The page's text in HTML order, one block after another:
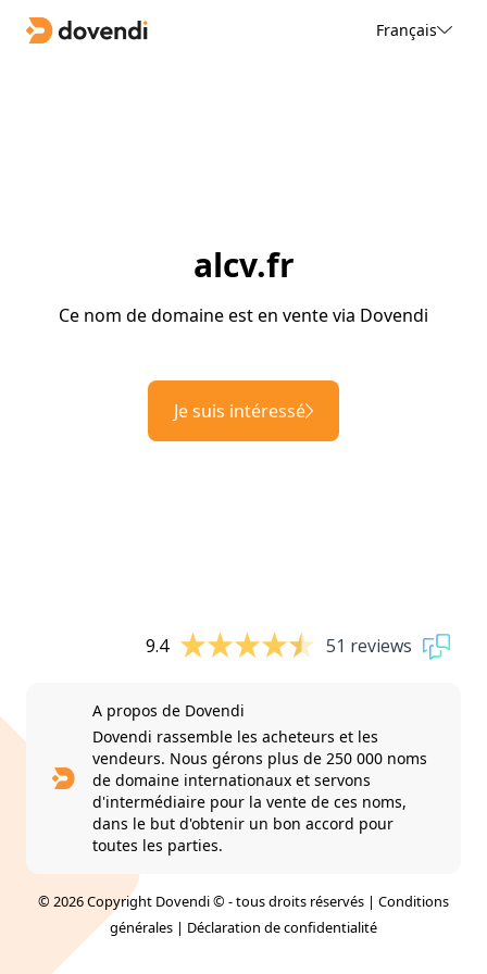
Français
alcv.fr
Ce nom de domaine est en vente via Dovendi
Je suis intéressé
9.4 51 reviews
A propos de Dovendi
Dovendi rassemble les acheteurs et les
vendeurs. Nous gérons plus de 250 000 noms
de domaine internationaux et servons
d'intermédiaire pour la vente de ces noms,
dans le but d'obtenir un bon accord pour
toutes les parties.
© 2026 Copyright Dovendi © - tous droits réservés | Conditions
générales | Déclaration de confidentialité